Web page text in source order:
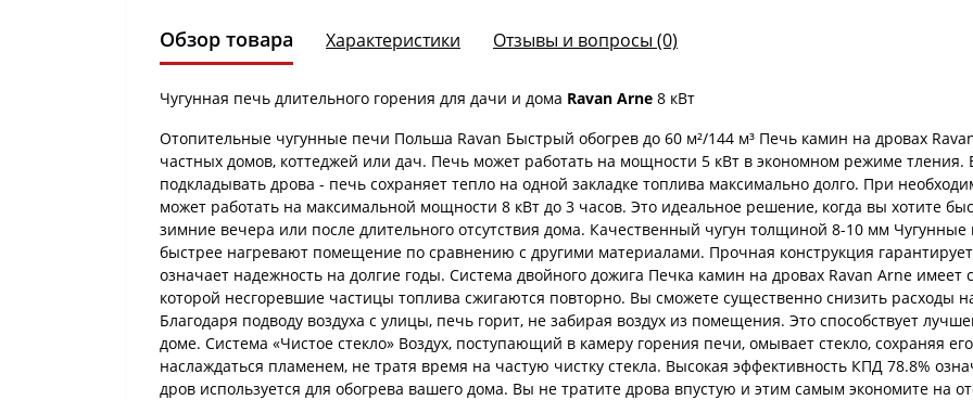
Обзор товара Характеристики Отзывы и вопросы (0)
Чугунная печь длительного горения для дачи и дома Ravan Arne 8 кВт
Отопительные чугунные печи Польша Ravan Быстрый обогрев до 60 м²/144 м³ Печь камин на дровах
частных домов, коттеджей или дач. Печь может работать на мощности 5 кВт в экономном режиме
подкладывать дрова - печь сохраняет тепло на одной закладке топлива максимально долго. При
может работать на максимальной мощности 8 кВт до 3 часов. Это идеальное решение, когда вы хотите
зимние вечера или после длительного отсутствия дома. Качественный чугун толщиной 8-10 мм
быстрее нагревают помещение по сравнению с другими материалами. Прочная конструкция гарантирует
означает надежность на долгие годы. Система двойного дожига Печка камин на дровах Ravan Arne имеет
которой несгоревшие частицы топлива сжигаются повторно. Вы сможете существенно снизить расходы
Благодаря подводу воздуха с улицы, печь горит, не забирая воздух из помещения. Это способствует
доме. Система «Чистое стекло» Воздух, поступающий в камеру горения печи, омывает стекло, сохраняя
наслаждаться пламенем, не тратя время на частую чистку стекла. Высокая эффективность КПД 78.8%
дров используется для обогрева вашего дома. Вы не тратите дрова впустую и этим самым экономите на